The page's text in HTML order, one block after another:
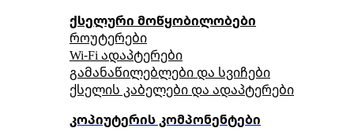
ქსელური მოწყობილობები
როუტერები
Wi-Fi ადაპტერები
გამანაწილებლები და სვიჩები
ქსელის კაბელები და ადაპტერები
კოპიუტერის კომპონენტები